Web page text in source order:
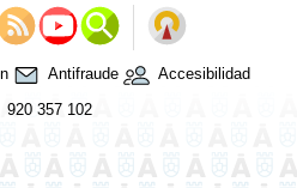
Antifraude
Accesibilidad
920 357 102